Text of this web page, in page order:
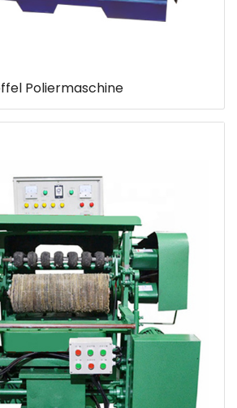
Poliermaschine